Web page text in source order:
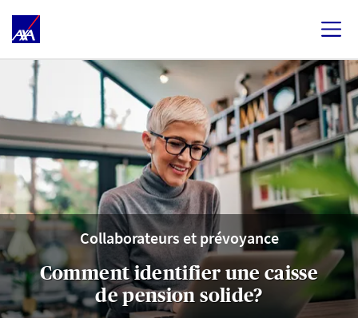
Collaborateurs et prévoyance
Comment identifier une caisse
de pension solide?